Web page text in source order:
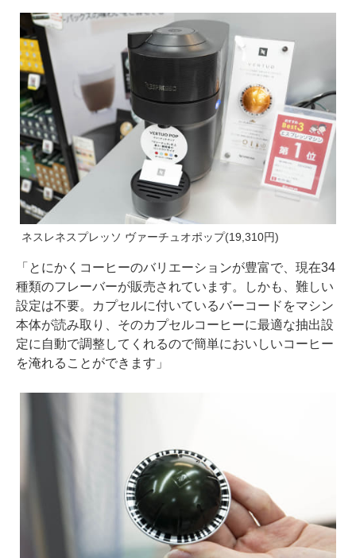
ネスレネスプレッソ ヴァーチュオポップ(19,310円)
「とにかくコーヒーのバリエーションが豊富で、現在34
種類のフレーバーが販売されています。しかも、難しい
設定は不要。カプセルに付いているバーコードをマシン
本体が読み取り、そのカプセルコーヒーに最適な抽出設
定に自動で調整してくれるので簡単においしいコーヒー
を淹れることができます」